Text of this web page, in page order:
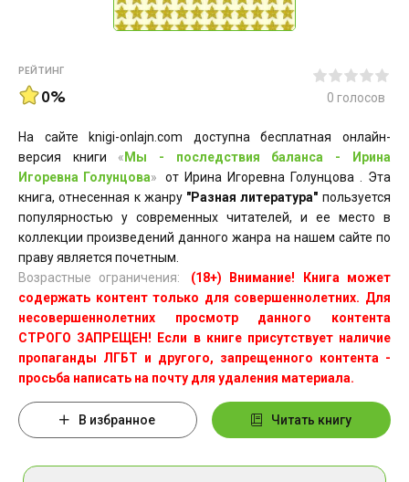
РЕЙТИНГ
0% 0 голосов
На сайте knigi-onlajn.com доступна бесплатная онлайн-
версия книги « Мы - последствия баланса - Ирина
Игоревна Голунцова»
от Ирина Игоревна Голунцова . Эта
книга, отнесенная к жанру "Разная литература" пользуется
популярностью у современных читателей, и ее место в
коллекции произведений данного жанра на нашем сайте по
праву является почетным.
Возрастные ограничения:
(18+) Внимание! Книга может
содержать контент только для совершеннолетних. Для
несовершеннолетних просмотр данного контента
СТРОГО ЗАПРЕЩЕН! Если в книге присутствует наличие
пропаганды ЛГБТ и другого, запрещенного контента -
просьба написать на почту для удаления материала.
В избранное Читать книгу